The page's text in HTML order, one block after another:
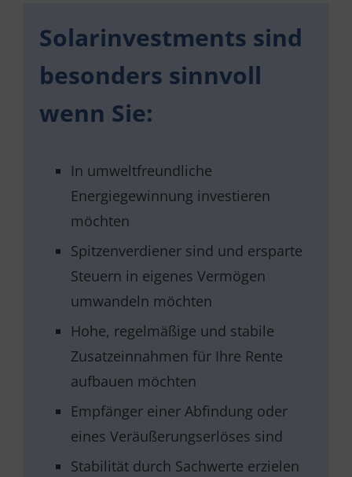
Solarinvestments sind
besonders sinnvoll
wenn Sie:
In umweltfreundliche
Energiegewinnung investieren
möchten
Spitzenverdiener sind und ersparte
Steuern in eigenes Vermögen
umwandeln möchten
Hohe, regelmäßige und stabile
Zusatzeinnahmen für Ihre Rente
aufbauen möchten
Empfänger einer Abfindung oder
eines Veräußerungserlöses sind
Stabilität durch Sachwerte erzielen